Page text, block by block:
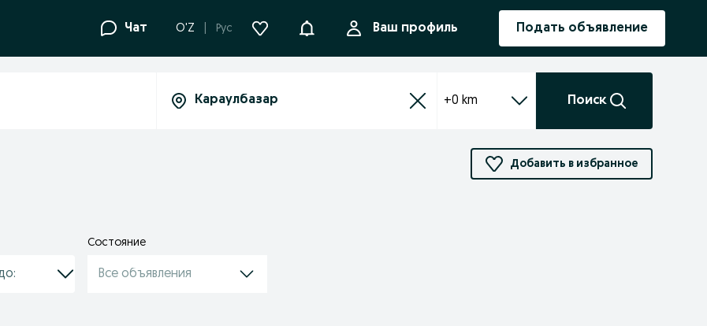
Чат O'Z Рус УведомленияВаш профиль Подать объявление
+0 km Поиск
Добавить в избранное
Состояние
Все объявления